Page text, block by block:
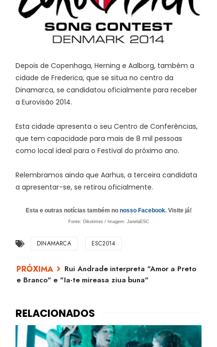
Depois de Copenhaga, Herning e Aalborg, também a
cidade de Frederica, que se situa no centro da
Dinamarca, se candidatou oficialmente para receber
a Eurovisão 2014.
Esta cidade apresenta o seu Centro de Conferências,
que tem capacidade para mais de 8 mil pessoas
como local ideal para o Festival do próximo ano.
Relembramos ainda que Aarhus, a terceira candidata
a apresentar-se, se retirou oficialmente.
Esta e outras notícias também no nosso Facebook. Visite já!
Fonte: Oikotimes / Imagem: JanelaESC
DINAMARCA ESC2014
Rui Andrade interpreta "Amor a Preto
e Branco" e "Ia-te mireasa ziua buna"